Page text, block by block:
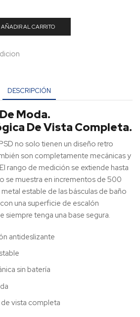
AÑADIR AL CARRITO
DESCRIPCIÓN
Moda.
De Vista Completa.
no solo tienen un diseño retro
son completamente mecánicas y
rango de medición se extiende hasta
se muestra en incrementos de 500
estable de las básculas de baño
una superficie de escalón
siempre tenga una base segura.
antideslizante
sin batería
vista completa